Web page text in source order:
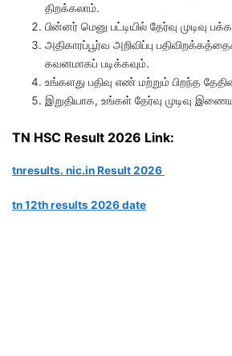
திறக்கலாம்.
பின்னர் மெனு பட்டியில் தேர்வு முடிவு
அதிகாரப்பூர்வ அறிவிப்பு
கவனமாகப் படிக்கவும்.
உங்களது பதிவு எண் மற்றும் பிறந்த
இறுதியாக, உங்கள் தேர்வு முடிவு
TN HSC Result 2026 Link:
tnresults. nic.in Result 2026
tn 12th results 2026 date